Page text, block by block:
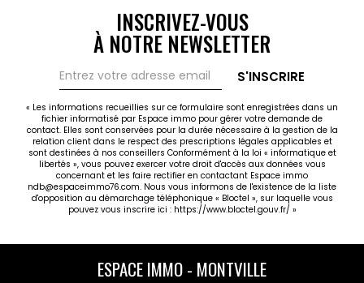
INSCRIVEZ-VOUS
À NOTRE NEWSLETTER
S'INSCRIRE
« Les informations recueillies sur ce formulaire sont enregistrées dans un
fichier informatisé par Espace immo pour gérer votre demande de
contact. Elles sont conservées pour la durée nécessaire à la gestion de la
relation client dans le respect des prescriptions légales applicables et
sont destinées à nos conseillers Conformément à la loi « informatique et
libertés », vous pouvez exercer votre droit d'accès aux données vous
concernant et les faire rectifier en contactant Espace immo
ndb@espaceimmo76.com. Nous vous informons de l'existence de la liste
d'opposition au démarchage téléphonique « Bloctel », sur laquelle vous
pouvez vous inscrire ici : https://www.bloctel.gouv.fr/ »
ESPACE IMMO - MONTVILLE